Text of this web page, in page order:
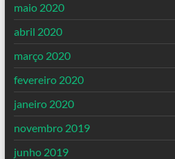
maio 2020
abril 2020
março 2020
fevereiro 2020
janeiro 2020
novembro 2019
junho 2019